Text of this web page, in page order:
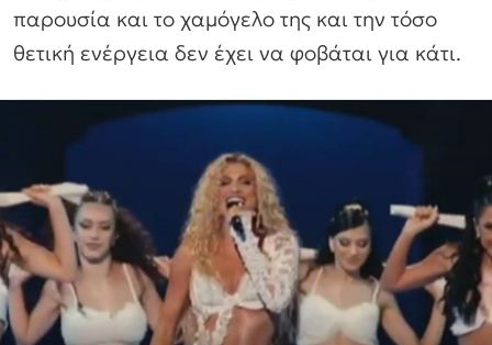
παρουσία και το χαμόγελο της και την τόσο
θετική ενέργεια δεν έχει να φοβάται για κάτι.